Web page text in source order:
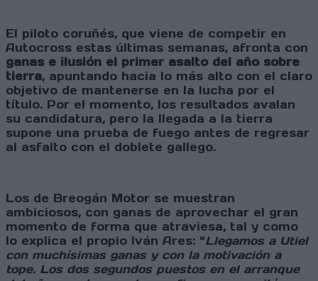
El piloto coruñés, que viene de competir en
Autocross estas últimas semanas, afronta con
ganas e ilusión el primer asalto del año sobre
tierra, apuntando hacia lo más alto con el claro
objetivo de mantenerse en la lucha por el
título. Por el momento, los resultados avalan
su candidatura, pero la llegada a la tierra
supone una prueba de fuego antes de regresar
al asfalto con el doblete gallego.
Los de Breogán Motor se muestran
ambiciosos, con ganas de aprovechar el gran
momento de forma que atraviesa, tal y como
lo explica el propio Iván Ares: “Llegamos a Utiel
con muchísimas ganas y con la motivación a
tope. Los dos segundos puestos en el arranque